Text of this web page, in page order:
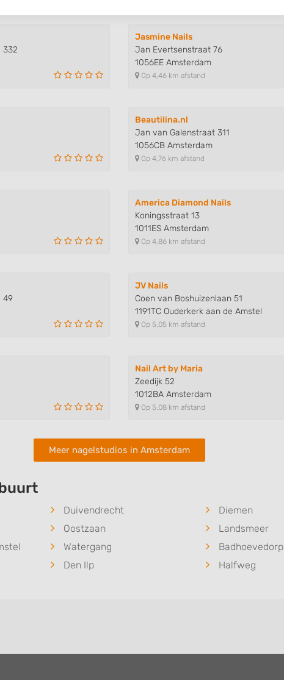
332
Jasmine Nails
Jan Evertsenstraat 76
1056EE Amsterdam
Op 4,46 km afstand
Beautilina.nl
Jan van Galenstraat 311
1056CB Amsterdam
Op 4,76 km afstand
America Diamond Nails
Koningsstraat 13
1011ES Amsterdam
Op 4,86 km afstand
49
JV Nails
Coen van Boshuizenlaan 51
1191TC Ouderkerk aan de Amstel
Op 5,05 km afstand
Nail Art by Maria
Zeedijk 52
1012BA Amsterdam
Op 5,08 km afstand
Meer nagelstudios in Amsterdam
Duivendrecht
Diemen
Oostzaan
Landsmeer
Watergang
Badhoevedorp
Den Ilp Halfweg
or combinations of data from different
actively requested